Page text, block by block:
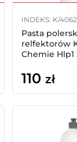
INDEKS: K/
Pasta
relfektorów
Chemie Hlp1
110 zł